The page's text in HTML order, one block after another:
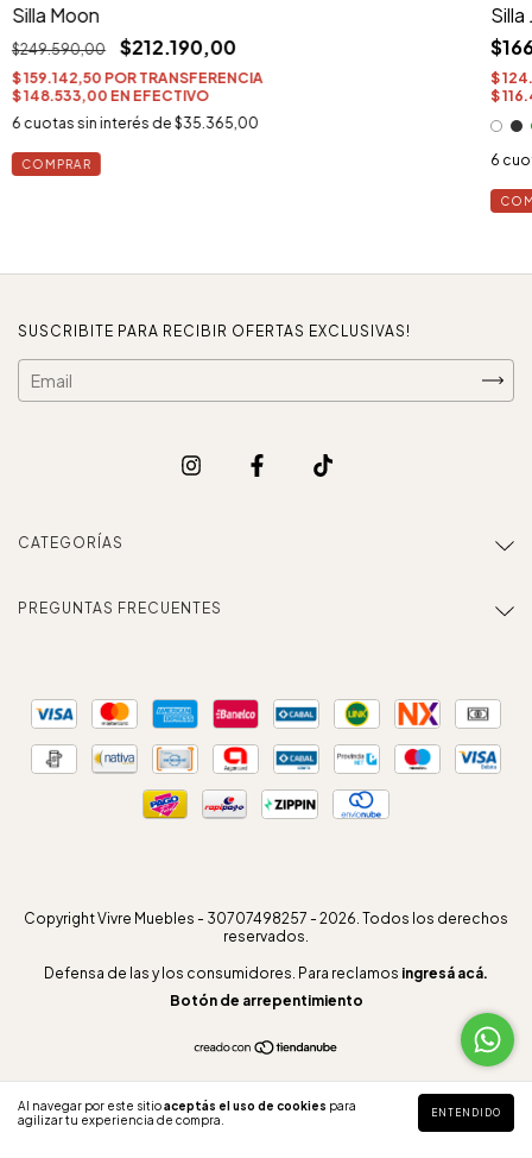
Al navegar por este sitioaceptás el uso de cookies para
agilizar tu experiencia de compra.
ENTENDIDO
Silla Moon
$249.590,00 $212.190,00
6 cuotas sin interés de $35.365,00
Silla
6
SUSCRIBITE PARA RECIBIR OFERTAS EXCLUSIVAS!
CATEGORÍAS
PREGUNTAS FRECUENTES
Copyright Vivre Muebles - 30707498257 - 2026. Todos los derechos
reservados.
Defensa de las y los consumidores. Para reclamos ingresá acá.
Botón de arrepentimiento